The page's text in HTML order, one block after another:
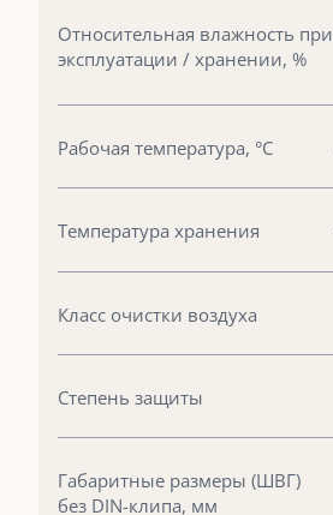
Относительная влажность при
эксплуатации / хранении, %
Рабочая температура, °С
Температура хранения
Класс очистки воздуха
Степень защиты
Габаритные размеры (ШВГ)
без DIN-клипа, мм